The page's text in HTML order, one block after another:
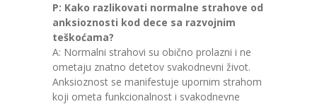
P: Kako razlikovati normalne strahove od
anksioznosti kod dece sa razvojnim
teškoćama?
A: Normalni strahovi su obično prolazni i ne
ometaju znatno detetov svakodnevni život.
Anksioznost se manifestuje upornim strahom
koji ometa funkcionalnost i svakodnevne